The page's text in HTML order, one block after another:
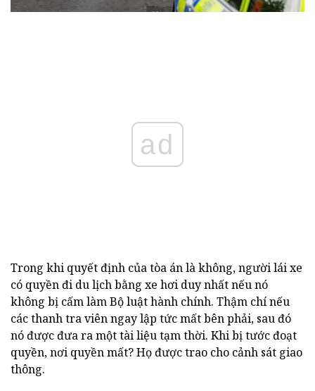
ad
Trong khi quyết định của tòa án là không, người lái xe
có quyền đi du lịch bằng xe hơi duy nhất nếu nó
không bị cấm làm Bộ luật hành chính. Thậm chí nếu
các thanh tra viên ngay lập tức mất bên phải, sau đó
nó được đưa ra một tài liệu tạm thời. Khi bị tước đoạt
quyền, nơi quyền mất? Họ được trao cho cảnh sát giao
thông.